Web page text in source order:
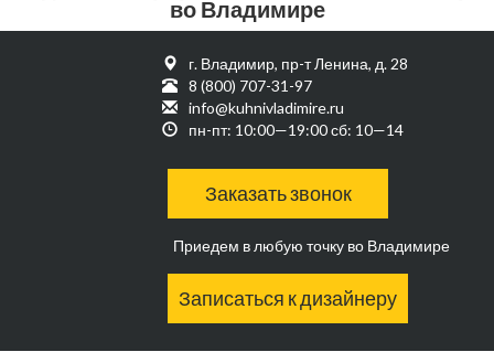
во Владимире
г. Владимир, пр-т Ленина, д. 28
8 (800) 707-31-97
info@kuhnivladimire.ru
пн-пт: 10:00—19:00 сб: 10—14
Заказать звонок
Приедем в любую точку во Владимире
Записаться к дизайнеру